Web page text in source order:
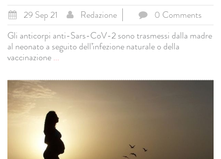
29 Sep 21 Redazione
0 Comments
Gli anticorpi anti-Sars-CoV-2 sono trasmessi dalla madre
al neonato a seguito dell’infezione naturale o della
vaccinazione...